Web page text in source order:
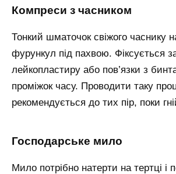
Компреси з часником
Тонкий шматочок свіжого часнику
фурункул під пахвою. Фіксується
лейкопластиру або пов’язки з
проміжок часу. Проводити таку
рекомендується до тих пір, поки
Господарське мило
Мило потрібно натерти на тертці і